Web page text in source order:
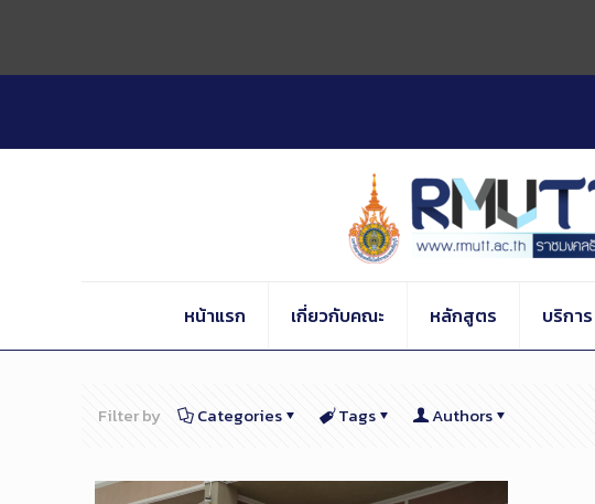
Content
หน้าแรก เกี่ยวกับคณะ หลักสูตร บริการ
Filter by Categories Tags Authors